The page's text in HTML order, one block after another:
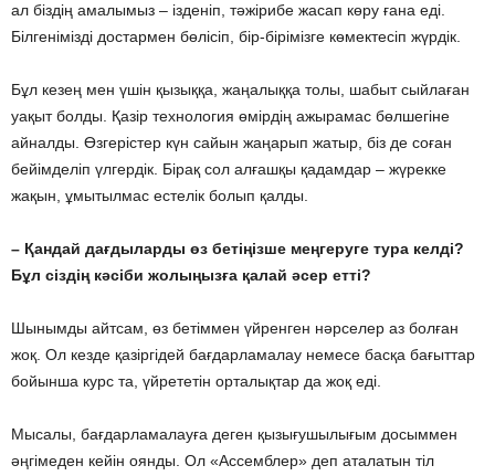
ал біздің амалымыз – ізденіп, тәжірибе жасап көру ғана еді.
Білгенімізді достармен бөлісіп, бір-бірімізге көмектесіп жүрдік.
Бұл кезең мен үшін қызыққа, жаңалыққа толы, шабыт сыйлаған
уақыт болды. Қазір технология өмірдің ажырамас бөлшегіне
айналды. Өзгерістер күн сайын жаңарып жатыр, біз де соған
бейімделіп үлгердік. Бірақ сол алғашқы қадамдар – жүрекке
жақын, ұмытылмас естелік болып қалды.
– Қандай дағдыларды өз бетіңізше меңгеруге тура келді?
Бұл сіздің кәсіби жолыңызға қалай әсер етті?
Шынымды айтсам, өз бетіммен үйренген нәрселер аз болған
жоқ. Ол кезде қазіргідей бағдарламалау немесе басқа бағыттар
бойынша курс та, үйрететін орталықтар да жоқ еді.
Мысалы, бағдарламалауға деген қызығушылығым досыммен
әңгімеден кейін оянды. Ол «Ассемблер» деп аталатын тіл